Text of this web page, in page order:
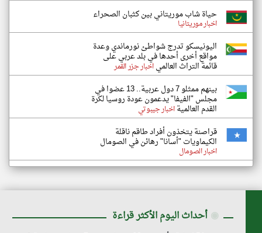
حياة شاب موريتاني بين كثبان الصحراء
اخبار موريتانيا
اليونيسكو تدرج شواطئ نورماندي وعدة
مواقع أخرى أحدها في بلد عربي على
قائمة التراث العالمياخبار جزر القمر
بينهم ممثلو 7 دول عربية.. 13 عضوا في
مجلس "الفيفا" يدعمون عودة روسيا لكرة
القدم العالميةاخبار جيبوتي
قراصنة يتخذون أفراد طاقم ناقلة
الكيماويات "أسانا" رهائن في الصومال
اخبار الصومال
◉ أحداث اليوم الأكثر قراءة